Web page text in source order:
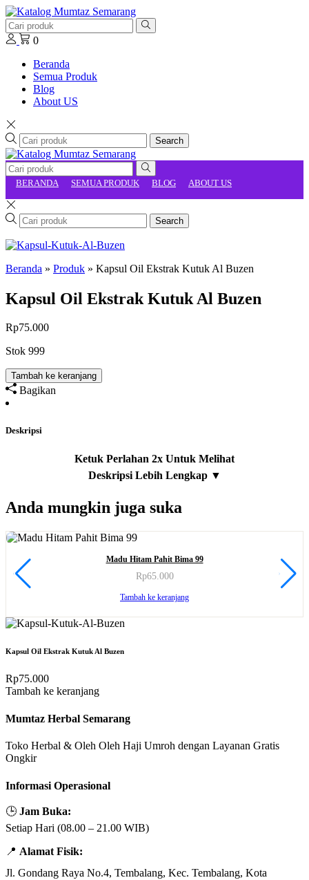
0
Beranda
Semua Produk
Blog
About US
Search
BERANDA SEMUA PRODUK BLOG ABOUT US
Search
Beranda » Produk » Kapsul Oil Ekstrak Kutuk Al Buzen
Kapsul Oil Ekstrak Kutuk Al Buzen
Rp75.000
Stok 999
Tambah ke keranjang
Bagikan
Deskripsi
Anda mungkin juga suka
Madu Hitam Pahit Bima 99
Rp65.000
Tambah ke keranjang
Kapsul Oil Ekstrak Kutuk Al Buzen
Rp75.000
Tambah ke keranjang
Mumtaz Herbal Semarang
Toko Herbal & Oleh Oleh Haji Umroh dengan Layanan Gratis
Ongkir
Informasi Operasional
🕒 Jam Buka:
Setiap Hari (08.00 – 21.00 WIB)
📍 Alamat Fisik:
Jl. Gondang Raya No.4, Tembalang, Kec. Tembalang, Kota